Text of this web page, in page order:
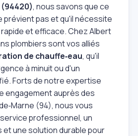
(94420), nous savons que ce
prévient pas et qu'il nécessite
et efficace. Chez Albert
plombiers sont vos alliés
de chauffe‑eau, qu'il
à minuit ou d'un
Forts de notre expertise
engagement auprès des
(94), nous vous
professionnel, un
une solution durable pour